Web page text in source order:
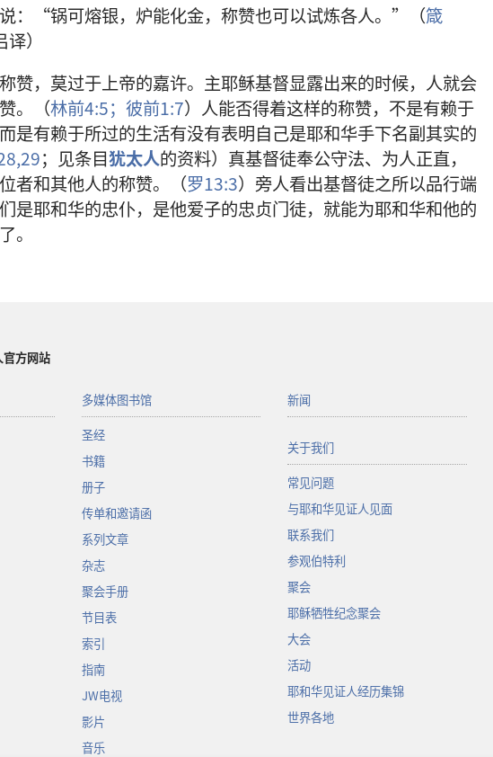
：“锅可熔银，炉能化金，称赞也可以试炼各人。”（箴
）
赞，莫过于上帝的嘉许。主耶稣基督显露出来的时候，人就会
。（林前4:5； 彼前1:7）人能否得着这样的称赞，不是有赖于
是有赖于所过的生活有没有表明自己是耶和华手下名副其实的
；见条目犹太人的资料）真基督徒奉公守法、为人正直，
者和其他人的称赞。（罗13:3）旁人看出基督徒之所以品行端
是耶和华的忠仆，是他爱子的忠贞门徒，就能为耶和华和他的
。
方网站
多媒体图书馆
圣经
书籍
册子
传单和邀请函
系列文章
杂志
聚会手册
节目表
索引
指南
JW电视
影片
音乐
新闻
关于我们
常见问题
与耶和华见证人见面
联系我们
参观伯特利
聚会
耶稣牺牲纪念聚会
大会
活动
耶和华见证人经历集锦
世界各地